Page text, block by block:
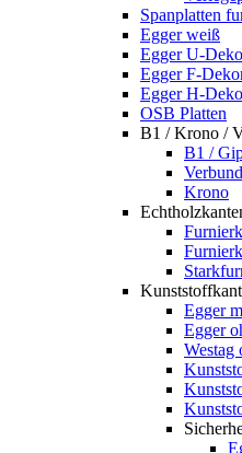
Spanplatten
Egger weiß
Egger U-
Egger F-
Egger H-
OSB Platten
B1 / Krono /
B1 /
Krono
Egger
Egger
Westag